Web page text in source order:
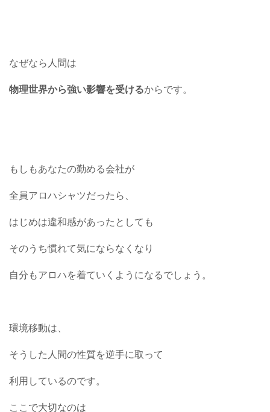
なぜなら人間は
物理世界から強い影響を受けるからです。
もしもあなたの勤める会社が
全員アロハシャツだったら、
はじめは違和感があったとしても
そのうち慣れて気にならなくなり
自分もアロハを着ていくようになるでしょう。
環境移動は、
そうした人間の性質を逆手に取って
利用しているのです。
ここで大切なのは